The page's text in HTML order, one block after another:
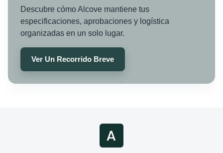
Descubre cómo Alcove mantiene tus
especificaciones, aprobaciones y logística
organizadas en un solo lugar.
Ver Un Recorrido Breve